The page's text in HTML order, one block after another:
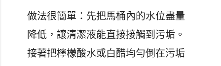
做法很簡單：先把馬桶內的水位盡量
降低，讓清潔液能直接接觸到污垢。
接著把檸檬酸水或白醋均勻倒在污垢